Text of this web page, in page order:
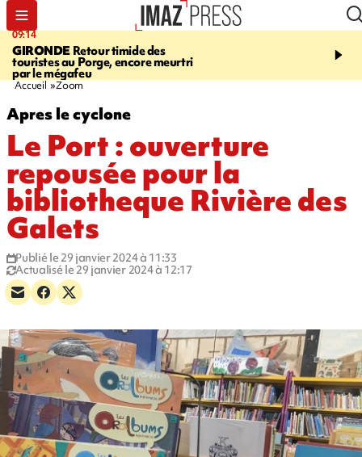
09:14
GIRONDE Retour timide des
touristes au Porge, encore meurtri
par le mégafeu
13:09
Des
font cinq morts en
Accueil Zoom
Apres le cyclone
Le Port : ouverture
repousée pour la
bibliotheque Rivière des
Galets
Publié le 29 janvier 2024 à 11:33
Actualisé le 29 janvier 2024 à 12:17